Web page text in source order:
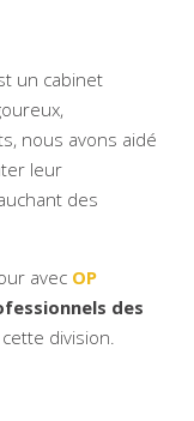
un cabinet
nous avons aidé
leur
des
avec OP
des
division.